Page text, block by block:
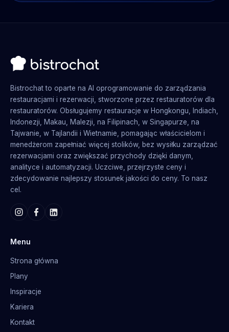
Bistrochat to oparte na AI oprogramowanie do zarządzania
restauracjami i rezerwacji, stworzone przez restauratorów dla
restauratorów. Obsługujemy restauracje w Hongkongu, Indiach,
Indonezji, Makau, Malezji, na Filipinach, w Singapurze, na
Tajwanie, w Tajlandii i Wietnamie, pomagając właścicielom i
menedżerom zapełniać więcej stolików, bez wysiłku zarządzać
rezerwacjami oraz zwiększać przychody dzięki danym,
analityce i automatyzacji. Uczciwe, przejrzyste ceny i
zdecydowanie najlepszy stosunek jakości do ceny. To nasz
cel.
Menu
Strona główna
Plany
Inspiracje
Kariera
Kontakt